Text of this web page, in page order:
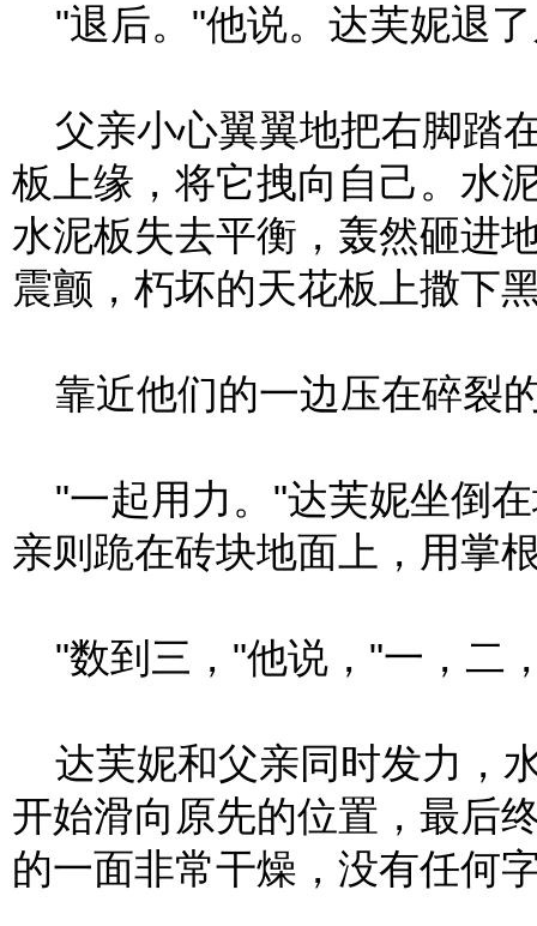
"退后。"他说。达芙妮退
父亲小心翼翼地把右脚踏
板上缘，将它拽向自己。水
水泥板失去平衡，轰然砸进
震颤，朽坏的天花板上撒下
靠近他们的一边压在碎裂
"一起用力。"达芙妮坐倒
亲则跪在砖块地面上，用掌
"数到三，"他说，"一，二
达芙妮和父亲同时发力，
开始滑向原先的位置，最后
的一面非常干燥，没有任何